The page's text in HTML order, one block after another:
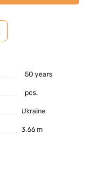
50 years
pcs.
Ukraine
3.66 m